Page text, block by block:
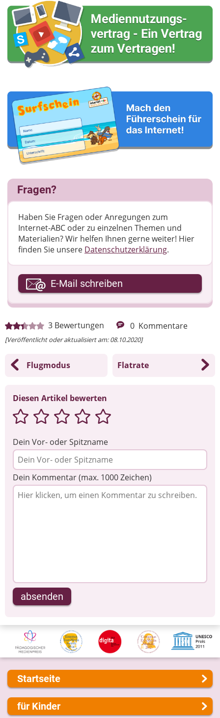
3 Bewertungen 0 Kommentare
[Veröffentlicht oder aktualisiert am: 08.10.2020]
Flugmodus Flatrate
Diesen Artikel bewerten
Dein Vor- oder Spitzname
Dein Kommentar (max. 1000 Zeichen)
absenden
Fragen?
Haben Sie Fragen oder Anregungen zum
Internet-ABC oder zu einzelnen Themen und
Materialien? Wir helfen Ihnen gerne weiter! ​Hier
finden Sie unsere Datenschutzerklärung.
Ihre E-Mail-Adresse
Ihre Nachricht
E-Mail schreiben
Startseite
Über uns
Presse
für Kinder